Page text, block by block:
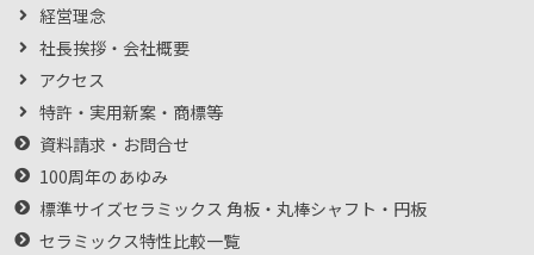
経営理念
社長挨拶・会社概要
アクセス
特許・実用新案・商標等
資料請求・お問合せ
100周年のあゆみ
標準サイズセラミックス 角板・丸棒シャフト・円板
セラミックス特性比較一覧